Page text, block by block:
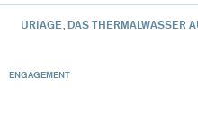
URIAGE, DAS THERMALWASSER
ENGAGEMENT